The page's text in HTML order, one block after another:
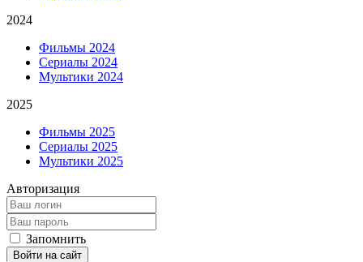
2024
Фильмы 2024
Сериалы 2024
Мультики 2024
2025
Фильмы 2025
Сериалы 2025
Мультики 2025
Авторизация
Запомнить
Войти на сайт